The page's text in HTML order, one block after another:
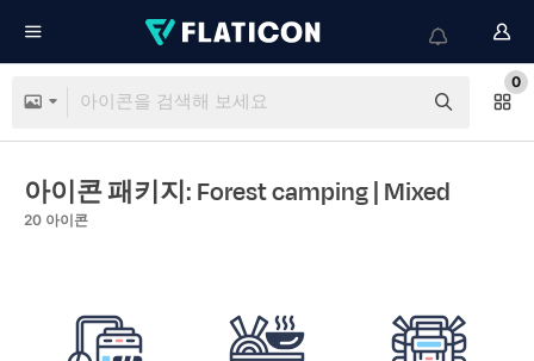
0
아이콘 패키지: Forest camping| Mixed
20 아이콘